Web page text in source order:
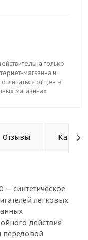
только
магазина и
от цен в
магазинах
Отзывы Как
— синтетическое
легковых
действия
передовой